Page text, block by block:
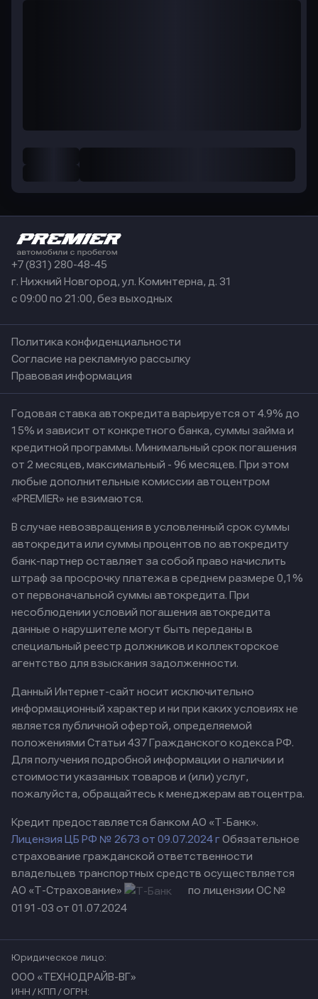
+7 (831) 280-48-45
г. Нижний Новгород, ул. Коминтерна, д. 31
с 09:00 по 21:00, без выходных
Политика конфиденциальности
Согласие на рекламную рассылку
Правовая информация
Годовая ставка автокредита варьируется от 4.9% до
15% и зависит от конкретного банка, суммы займа и
кредитной программы. Минимальный срок погашения
от 2 месяцев, максимальный - 96 месяцев. При этом
любые дополнительные комиссии автоцентром
«PREMIER» не взимаются.
В случае невозвращения в условленный срок суммы
автокредита или суммы процентов по автокредиту
банк-партнер оставляет за собой право начислить
штраф за просрочку платежа в среднем размере 0,1%
от первоначальной суммы автокредита. При
несоблюдении условий погашения автокредита
данные о нарушителе могут быть переданы в
специальный реестр должников и коллекторское
агентство для взыскания задолженности.
Данный Интернет-сайт носит исключительно
информационный характер и ни при каких условиях не
является публичной офертой, определяемой
положениями Статьи 437 Гражданского кодекса РФ.
Для получения подробной информации о наличии и
стоимости указанных товаров и (или) услуг,
пожалуйста, обращайтесь к менеджерам автоцентра.
Кредит предоставляется банком АО «Т-Банк».
Лицензия ЦБ РФ № 2673 от 09.07.2024 гОбязательное
страхование гражданской ответственности
владельцев транспортных средств осуществляется
АО «Т-Страхование»
по лицензии ОС №
0191-03 от 01.07.2024
Юридическое лицо:
ООО «ТЕХНОДРАЙВ-ВГ»
ИНН / КПП / ОГРН: